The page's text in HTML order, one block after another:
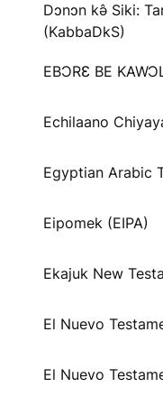
Dɔnɔn kə̂ Siki:
(KabbaDkS)
EBƆRƐ BE
Echilaano
Egyptian Arabic
Eipomek (EIPA)
Ekajuk New
El Nuevo
El Nuevo